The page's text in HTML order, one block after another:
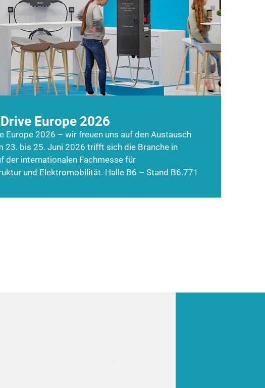
Europe 2026
Europe 2026 – wir freuen uns auf den Austausch
23. bis 25. Juni 2026 trifft sich die Branche in
der internationalen Fachmesse für
und Elektromobilität. Halle B6 – Stand B6.771